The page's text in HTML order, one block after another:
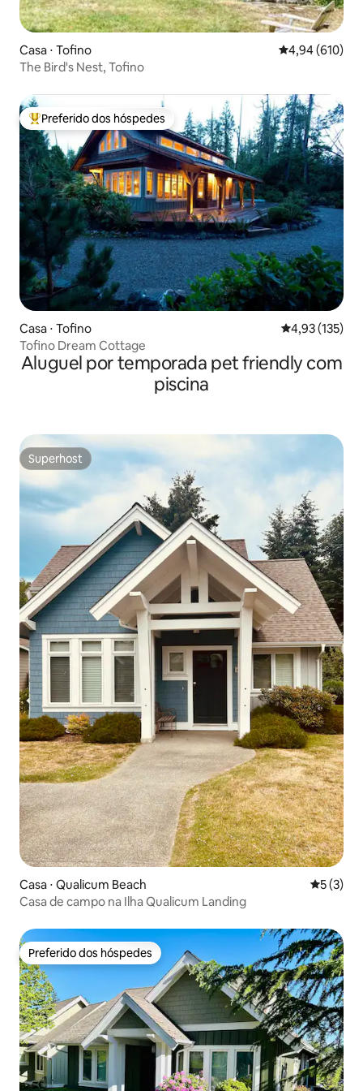
Casa ⋅ Tofino 4,94 de uma
4,94 (610)
The Bird's Nest, Tofino
Entre os melhores preferidos dos hóspedes
Preferido dos hóspedes
Casa ⋅ Tofino 4,93 de uma
4,93 (135)
Tofino Dream Cottage
Aluguel por temporada pet friendly com
piscina
Superhost
Superhost
Casa ⋅ Qualicum Beach 5 de
5 (3)
Casa de campo na Ilha Qualicum Landing
Preferido dos hóspedes
Preferido dos hóspedes